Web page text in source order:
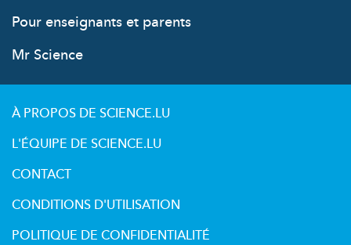
Pour enseignants et parents
Mr Science
À PROPOS DE SCIENCE.LU
L'ÉQUIPE DE SCIENCE.LU
CONTACT
CONDITIONS D'UTILISATION
POLITIQUE DE CONFIDENTIALITÉ